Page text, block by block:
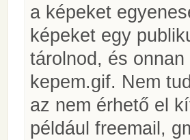
a képeket
képeket egy
tárolnod, és
kepem.gif. Nem
az nem érhető el
például freemail,